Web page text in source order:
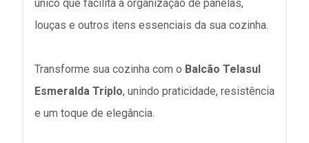
único que facilita a organização de panelas,
louças e outros itens essenciais da sua cozinha.
Transforme sua cozinha com o Balcão Telasul
Esmeralda Triplo, unindo praticidade, resistência
e um toque de elegância.